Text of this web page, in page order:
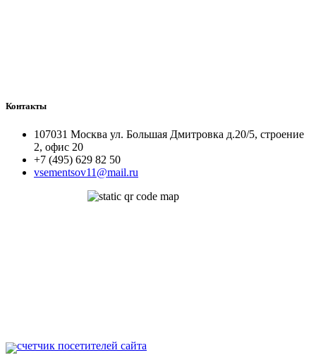
Контакты
107031 Москва ул. Большая Дмитровка д.20/5, строение
2, офис 20
+7 (495) 629 82 50
vsementsov11@mail.ru